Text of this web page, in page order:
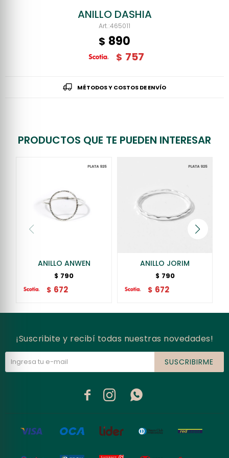
ANILLO DASHIA
465011
$ 890
$ 757
MÉTODOS Y COSTOS DE ENVÍO
PRODUCTOS QUE TE PUEDEN INTERESAR
ANILLO ANWEN
$ 790
$ 672
ANILLO JORIM
$ 790
$ 672
¡Suscribite y recibí todas nuestras novedades!
SUSCRIBIRME
  